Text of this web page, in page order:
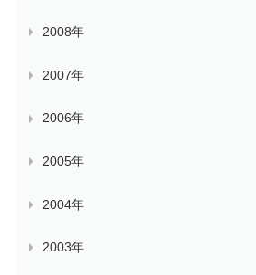
2008年
2007年
2006年
2005年
2004年
2003年